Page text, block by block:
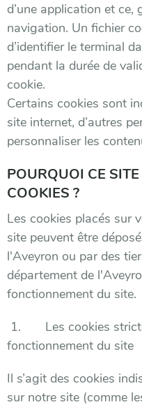
d’une application et
navigation. Un fichier
d’identifier le terminal
pendant la durée de
cookie.
Certains cookies sont
site internet, d’autres
personnaliser les
POURQUOI CE
COOKIES ?
Les cookies placés sur
site peuvent être
l'Aveyron ou par des
département de
fonctionnement du site.
1. Les cookies
fonctionnement du site
Il s’agit des cookies
sur notre site (comme